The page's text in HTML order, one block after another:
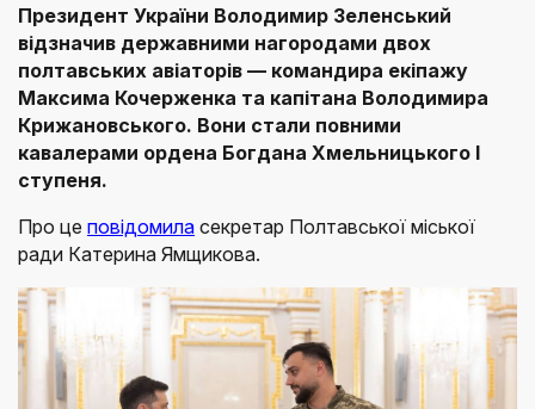
Президент України Володимир Зеленський
відзначив державними нагородами двох
полтавських авіаторів — командира екіпажу
Максима Кочерженка та капітана Володимира
Крижановського. Вони стали повними
кавалерами ордена Богдана Хмельницького І
ступеня.
Про це повідомила секретар Полтавської міської
ради Катерина Ямщикова.